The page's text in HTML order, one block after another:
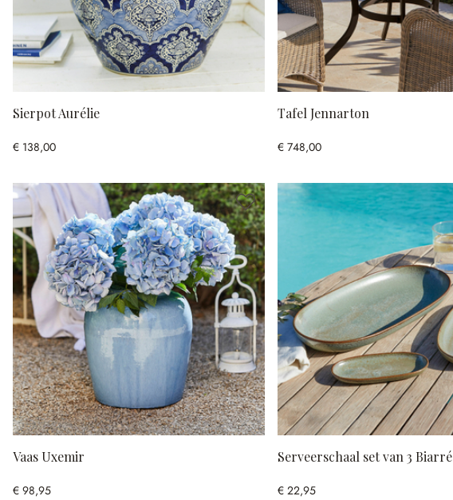
Sierpot Aurélie
€ 138,00
Tafel Jennarton
€ 748,00
Vaas Uxemir
€ 98,95
Serveerschaal set van 3 Biarré
€ 22,95